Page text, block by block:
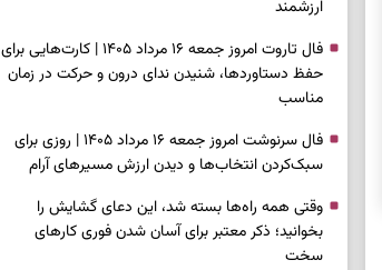
ارزشمند
فال تاروت امروز جمعه ۱۶ مرداد ۱۴۰۵ | کارت‌هایی برای
حفظ دستاوردها، شنیدن ندای درون و حرکت در زمان
مناسب
فال سرنوشت امروز جمعه ۱۶ مرداد ۱۴۰۵ | روزی برای
سبک‌کردن انتخاب‌ها و دیدن ارزش مسیرهای آرام
وقتی همه راه‌ها بسته شد، این دعای گشایش را
بخوانید؛ ذکر معتبر برای آسان شدن فوری کارهای
سخت